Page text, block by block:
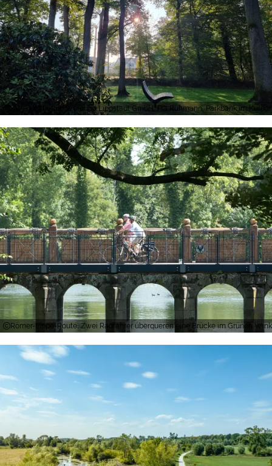
KWL Kultur und Werbung Lippstadt GmbH, Pia Ruhmann, Parkbank im
Römer-Lippe-Route, Zwei Radfahrer überqueren eine Brücke im Grünen